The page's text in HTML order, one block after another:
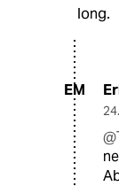
long.
EM